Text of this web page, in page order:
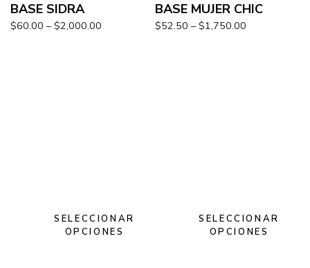
BASE SIDRA
$60.00 – $2,000.00
BASE MUJER CHIC
$52.50 – $1,750.00
SELECCIONAR
OPCIONES
SELECCIONAR
OPCIONES